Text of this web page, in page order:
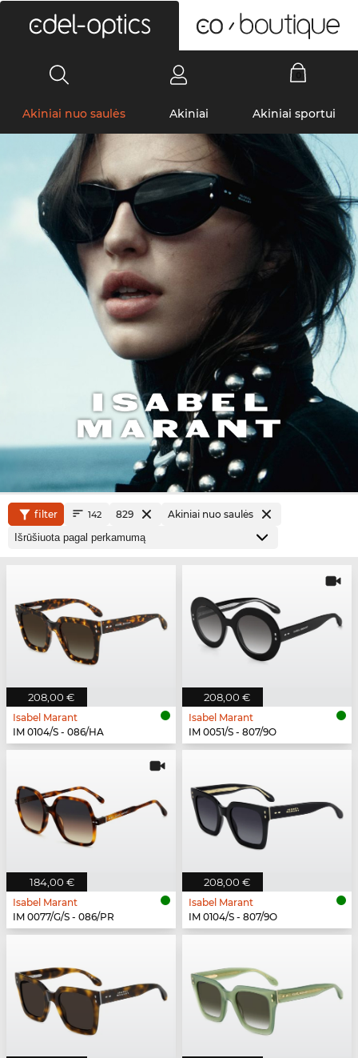
Akiniai nuo saulės Akiniai Akiniai sportui
filter 142 829 Akiniai nuo saulės
208,00 €
Isabel Marant
IM 0104/S - 086/HA
208,00 €
Isabel Marant
IM 0051/S - 807/9O
184,00 €
Isabel Marant
IM 0077/G/S - 086/PR
208,00 €
Isabel Marant
IM 0104/S - 807/9O